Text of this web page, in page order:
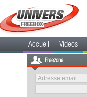
Accueil Videos
Freezone